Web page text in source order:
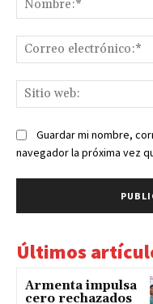
Guardar mi nombre,
navegador la próxima vez
Últimos
Armenta impulsa
cero rechazados